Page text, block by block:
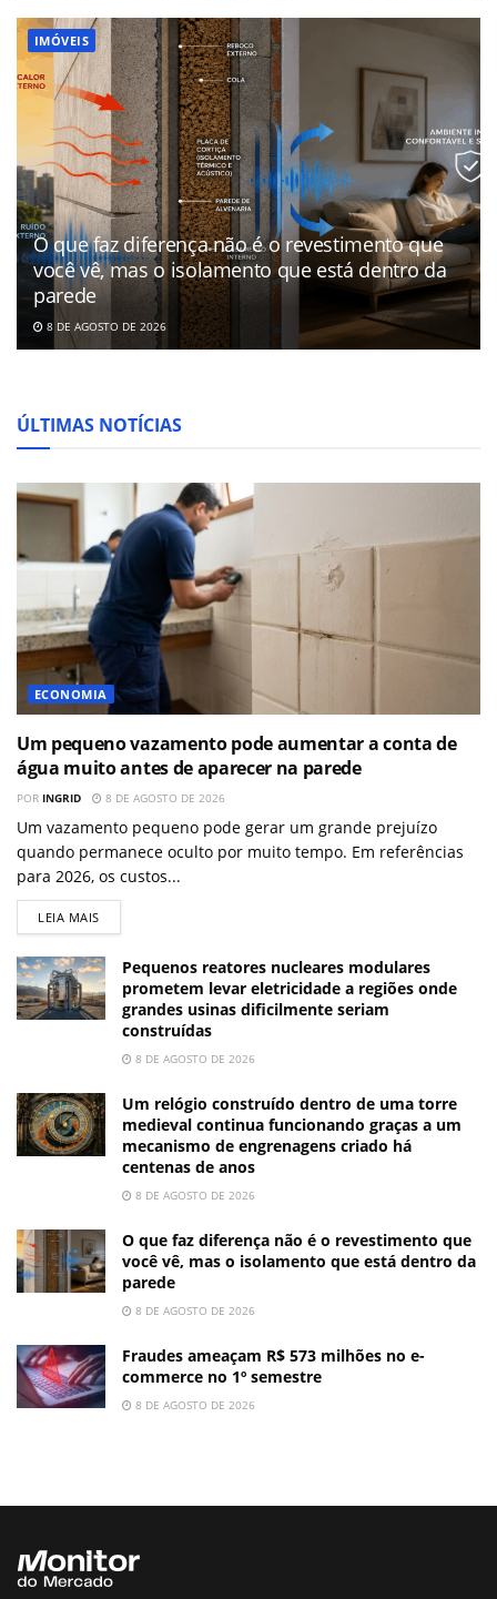
IMÓVEIS
O que faz diferença não é o revestimento que
você vê, mas o isolamento que está dentro da
parede
8 DE AGOSTO DE 2026
ÚLTIMAS NOTÍCIAS
ECONOMIA
Um pequeno vazamento pode aumentar a conta de
água muito antes de aparecer na parede
POR INGRID 8 DE AGOSTO DE 2026
Um vazamento pequeno pode gerar um grande prejuízo
quando permanece oculto por muito tempo. Em referências
para 2026, os custos...
LEIA MAIS
Pequenos reatores nucleares modulares
prometem levar eletricidade a regiões onde
grandes usinas dificilmente seriam
construídas
8 DE AGOSTO DE 2026
Um relógio construído dentro de uma torre
medieval continua funcionando graças a um
mecanismo de engrenagens criado há
centenas de anos
8 DE AGOSTO DE 2026
O que faz diferença não é o revestimento que
você vê, mas o isolamento que está dentro da
parede
8 DE AGOSTO DE 2026
Fraudes ameaçam R$ 573 milhões no e-
commerce no 1º semestre
8 DE AGOSTO DE 2026